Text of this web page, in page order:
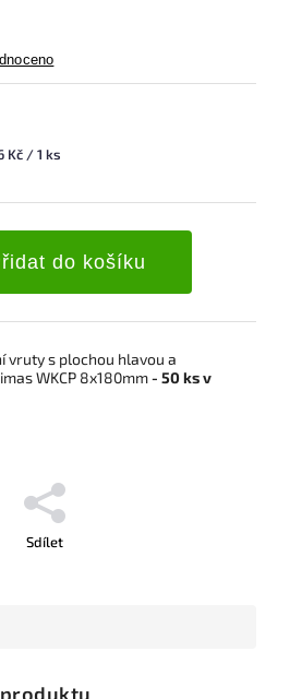
Kč / 1 ks
do košíku
vruty s plochou hlavou a
WKCP 8x180mm- 50 ks v
Sdílet